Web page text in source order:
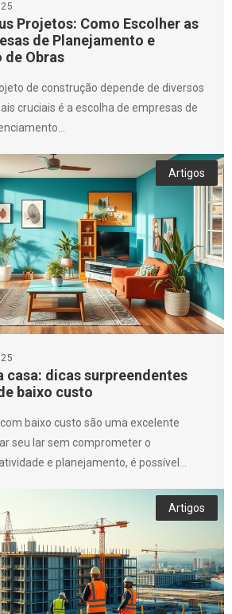
Projetos: Como Escolher as
de Planejamento e
de Obras
de construção depende de diversos
cruciais é a escolha de empresas de
Artigos
casa: dicas surpreendentes
baixo custo
baixo custo são uma excelente
seu lar sem comprometer o
e planejamento, é possível
Artigos